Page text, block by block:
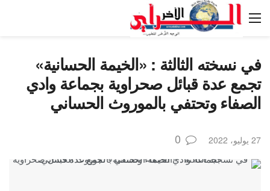
في نسخته الثالثة : «الخيمة الحسانية»
تجمع عدة قبائل صحراوية بجماعة وادي
الصفاء وتحتفي بالموروث الحساني
27 يوليو، 2022 0